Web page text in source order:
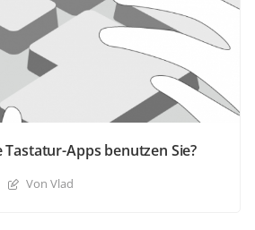
Tastatur-Apps benutzen Sie?
Von Vlad